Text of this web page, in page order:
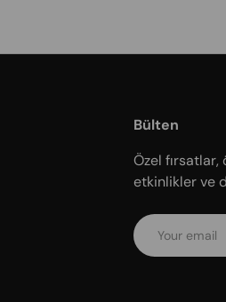
Bülten
Özel fırsatlar,
etkinlikler ve
Email